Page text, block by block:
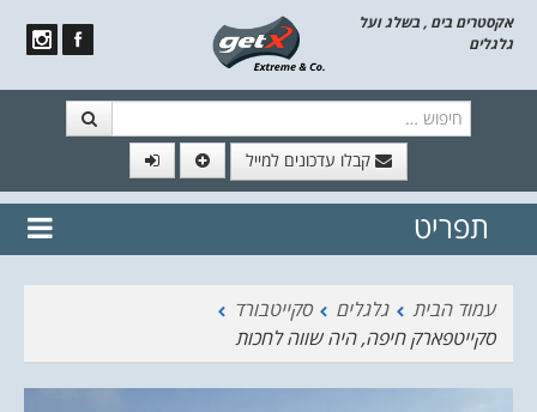
אקסטרים בים , בשלג ועל
גלגלים
קבלו עדכונים למייל
// הצטרף לרשימת תפוצה!
נשמח
תפריט
עמוד הבית
גלגלים
סקייטבורד
סקייטפארק חיפה, היה שווה לחכות